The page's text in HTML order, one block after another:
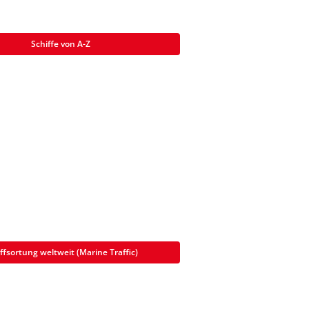
Schiffe von A-Z
weltweit (Marine Traffic)